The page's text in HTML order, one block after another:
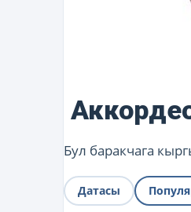
Бул баракчага
Датасы